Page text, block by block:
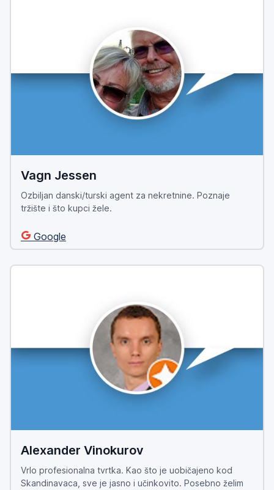
Vagn Jessen
Ozbiljan danski/turski agent za nekretnine. Poznaje
tržište i što kupci žele.
Google
Alexander Vinokurov
Vrlo profesionalna tvrtka. Kao što je uobičajeno kod
Skandinavaca, sve je jasno i učinkovito. Posebno želim